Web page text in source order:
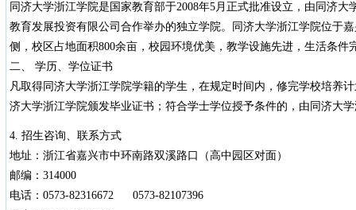
同济大学浙江学院是国家教育部于2008年5月正式批准设立，由同济
教育发展投资有限公司合作举办的独立学院。同济大学浙江学院位于
侧，校区占地面积800余亩，校园环境优美，教学设施先进，生活条件
二、 学历、学位证书
凡取得同济大学浙江学院学籍的学生，在规定时间内，修完学校培养
济大学浙江学院颁发毕业证书；符合学士学位授予条件的，由同济大
4. 招生咨询、联系方式
地址：浙江省嘉兴市中环南路双溪路口（高中园区对面）
邮编：314000
电话：0573-82316672 0573-82107396